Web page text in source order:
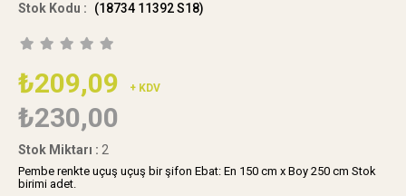
(18734 11392 S18)
₺209,09 + KDV
₺230,00
Stok Miktarı : 2
Pembe renkte uçuş uçuş bir şifon Ebat: En 150 cm x Boy 250 cm Stok
birimi adet.